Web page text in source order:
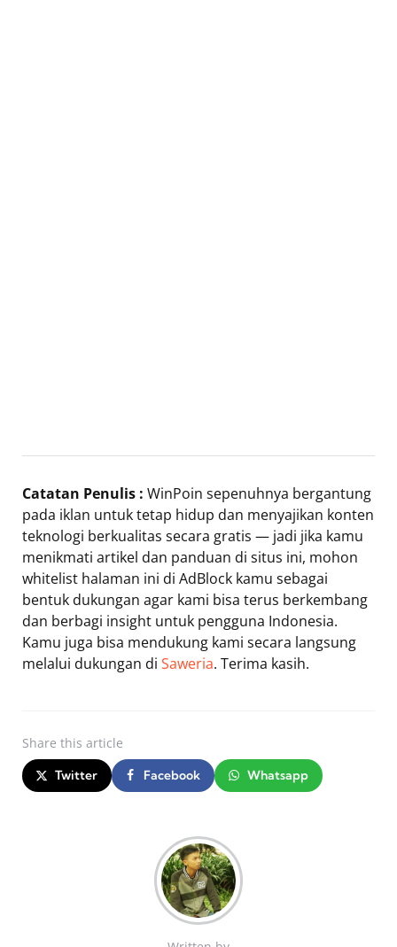
Catatan Penulis : WinPoin sepenuhnya bergantung
pada iklan untuk tetap hidup dan menyajikan konten
teknologi berkualitas secara gratis — jadi jika kamu
menikmati artikel dan panduan di situs ini, mohon
whitelist halaman ini di AdBlock kamu sebagai
bentuk dukungan agar kami bisa terus berkembang
dan berbagi insight untuk pengguna Indonesia.
Kamu juga bisa mendukung kami secara langsung
melalui dukungan di Saweria. Terima kasih.
Share this article
Twitter Facebook Whatsapp